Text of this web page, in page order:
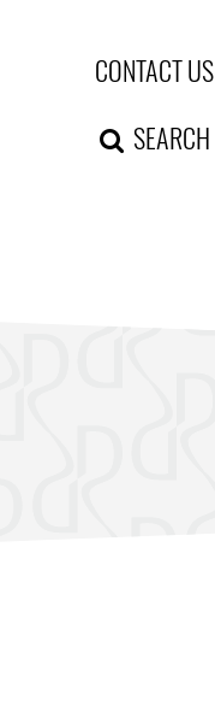
CONTACT US
SEARCH